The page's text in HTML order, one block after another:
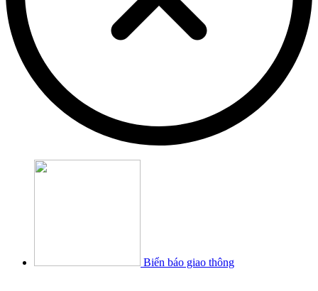
Biển báo giao thông